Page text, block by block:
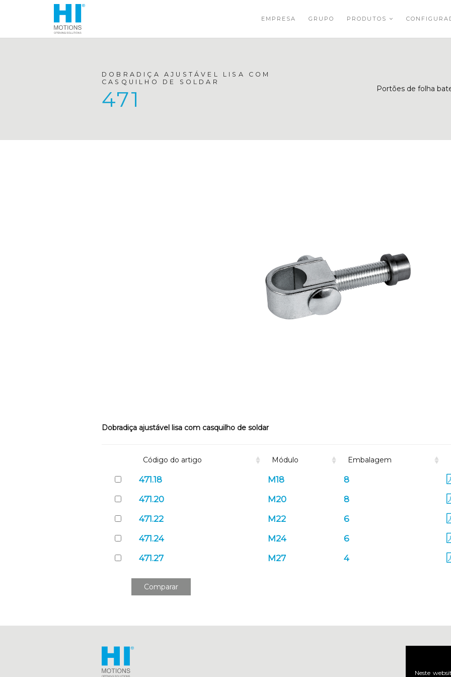
EMPRESA GRUPO PRODUTOS
DOBRADIÇA AJUSTÁVEL LISA COM
CASQUILHO DE SOLDAR
471 Portões de folha
Dobradiça ajustável lisa com casquilho de soldar
Código do artigo Módulo Embalagem
471.18 M18
8
471.20
M20
8
471.22
M22
6
471.24
M24
6
471.27
M27 4
Comparar
Neste